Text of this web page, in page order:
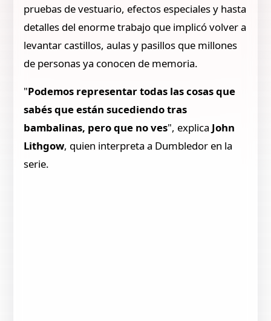
pruebas de vestuario, efectos especiales y hasta
detalles del enorme trabajo que implicó volver a
levantar castillos, aulas y pasillos que millones
de personas ya conocen de memoria.
"Podemos representar todas las cosas que
sabés que están sucediendo tras
bambalinas, pero que no ves", explica John
Lithgow, quien interpreta a Dumbledor en la
serie.